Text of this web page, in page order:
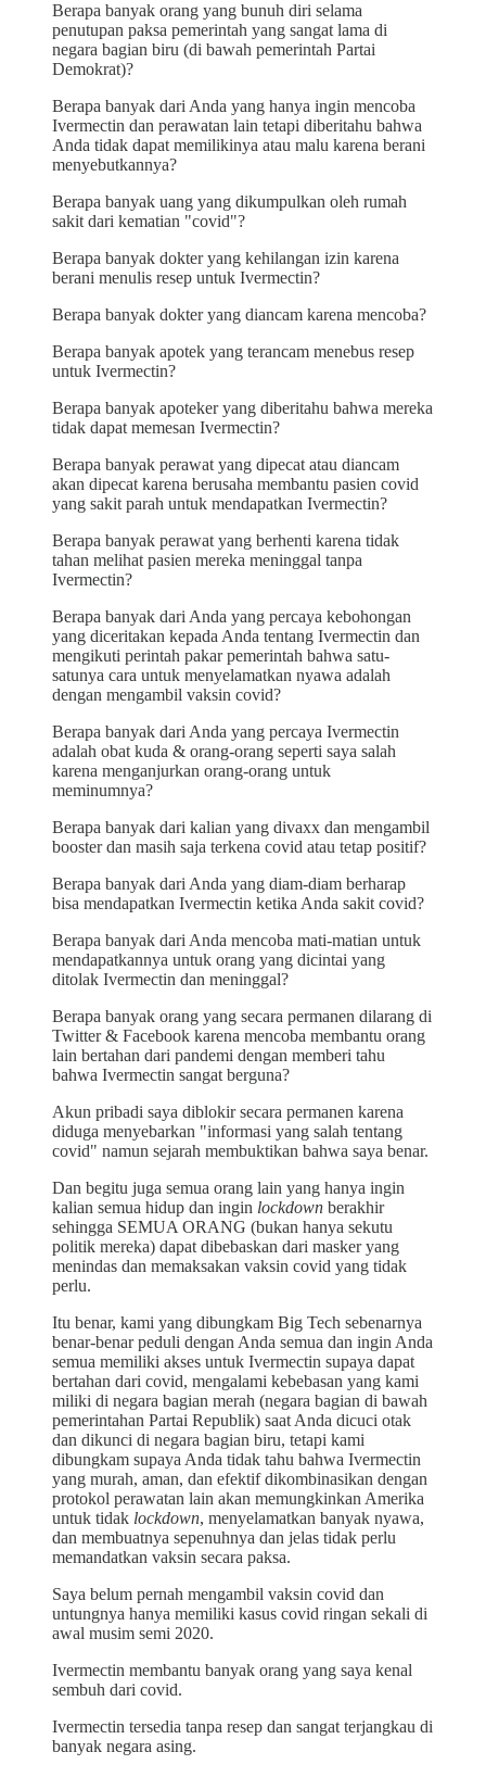
Berapa banyak orang yang bunuh diri selama
penutupan paksa pemerintah yang sangat lama di
negara bagian biru (di bawah pemerintah Partai
Demokrat)?
Berapa banyak dari Anda yang hanya ingin mencoba
Ivermectin dan perawatan lain tetapi diberitahu bahwa
Anda tidak dapat memilikinya atau malu karena berani
menyebutkannya?
Berapa banyak uang yang dikumpulkan oleh rumah
sakit dari kematian "covid"?
Berapa banyak dokter yang kehilangan izin karena
berani menulis resep untuk Ivermectin?
Berapa banyak dokter yang diancam karena mencoba?
Berapa banyak apotek yang terancam menebus resep
untuk Ivermectin?
Berapa banyak apoteker yang diberitahu bahwa mereka
tidak dapat memesan Ivermectin?
Berapa banyak perawat yang dipecat atau diancam
akan dipecat karena berusaha membantu pasien covid
yang sakit parah untuk mendapatkan Ivermectin?
Berapa banyak perawat yang berhenti karena tidak
tahan melihat pasien mereka meninggal tanpa
Ivermectin?
Berapa banyak dari Anda yang percaya kebohongan
yang diceritakan kepada Anda tentang Ivermectin dan
mengikuti perintah pakar pemerintah bahwa satu-
satunya cara untuk menyelamatkan nyawa adalah
dengan mengambil vaksin covid?
Berapa banyak dari Anda yang percaya Ivermectin
adalah obat kuda & orang-orang seperti saya salah
karena menganjurkan orang-orang untuk
meminumnya?
Berapa banyak dari kalian yang divaxx dan mengambil
booster dan masih saja terkena covid atau tetap positif?
Berapa banyak dari Anda yang diam-diam berharap
bisa mendapatkan Ivermectin ketika Anda sakit covid?
Berapa banyak dari Anda mencoba mati-matian untuk
mendapatkannya untuk orang yang dicintai yang
ditolak Ivermectin dan meninggal?
Berapa banyak orang yang secara permanen dilarang di
Twitter & Facebook karena mencoba membantu orang
lain bertahan dari pandemi dengan memberi tahu
bahwa Ivermectin sangat berguna?
Akun pribadi saya diblokir secara permanen karena
diduga menyebarkan "informasi yang salah tentang
covid" namun sejarah membuktikan bahwa saya benar.
Dan begitu juga semua orang lain yang hanya ingin
kalian semua hidup dan ingin lockdown berakhir
sehingga SEMUA ORANG (bukan hanya sekutu
politik mereka) dapat dibebaskan dari masker yang
menindas dan memaksakan vaksin covid yang tidak
perlu.
Itu benar, kami yang dibungkam Big Tech sebenarnya
benar-benar peduli dengan Anda semua dan ingin Anda
semua memiliki akses untuk Ivermectin supaya dapat
bertahan dari covid, mengalami kebebasan yang kami
miliki di negara bagian merah (negara bagian di bawah
pemerintahan Partai Republik) saat Anda dicuci otak
dan dikunci di negara bagian biru, tetapi kami
dibungkam supaya Anda tidak tahu bahwa Ivermectin
yang murah, aman, dan efektif dikombinasikan dengan
protokol perawatan lain akan memungkinkan Amerika
untuk tidak lockdown, menyelamatkan banyak nyawa,
dan membuatnya sepenuhnya dan jelas tidak perlu
memandatkan vaksin secara paksa.
Saya belum pernah mengambil vaksin covid dan
untungnya hanya memiliki kasus covid ringan sekali di
awal musim semi 2020.
Ivermectin membantu banyak orang yang saya kenal
sembuh dari covid.
Ivermectin tersedia tanpa resep dan sangat terjangkau di
banyak negara asing.